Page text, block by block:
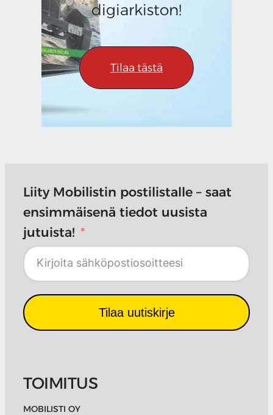
digiarkiston!
Tilaa tästä
Liity Mobilistin postilistalle – saat
ensimmäisenä tiedot uusista
jutuista!
Tilaa uutiskirje
TOIMITUS
MOBILISTI OY